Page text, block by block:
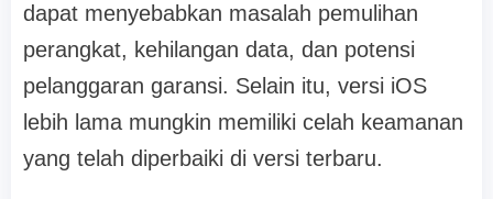
dapat menyebabkan masalah pemulihan
perangkat, kehilangan data, dan potensi
pelanggaran garansi. Selain itu, versi iOS
lebih lama mungkin memiliki celah keamanan
yang telah diperbaiki di versi terbaru.